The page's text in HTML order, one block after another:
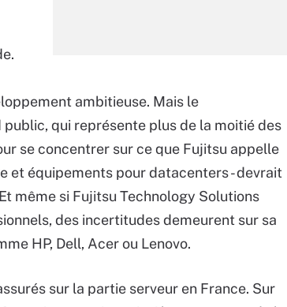
ambitieuse. Mais le
qui représente plus de la moitié des
se concentrer sur ce que Fujitsu appelle
et équipements pour datacenters - devrait
même si Fujitsu Technology Solutions
des incertitudes demeurent sur sa
HP, Dell, Acer ou Lenovo.
sur la partie serveur en France. Sur